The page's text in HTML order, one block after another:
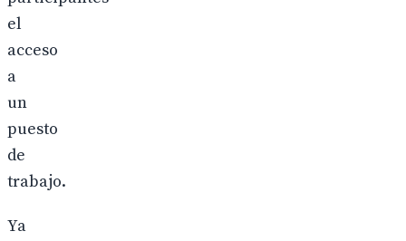
el
acceso
a
un
puesto
de
trabajo.
Ya